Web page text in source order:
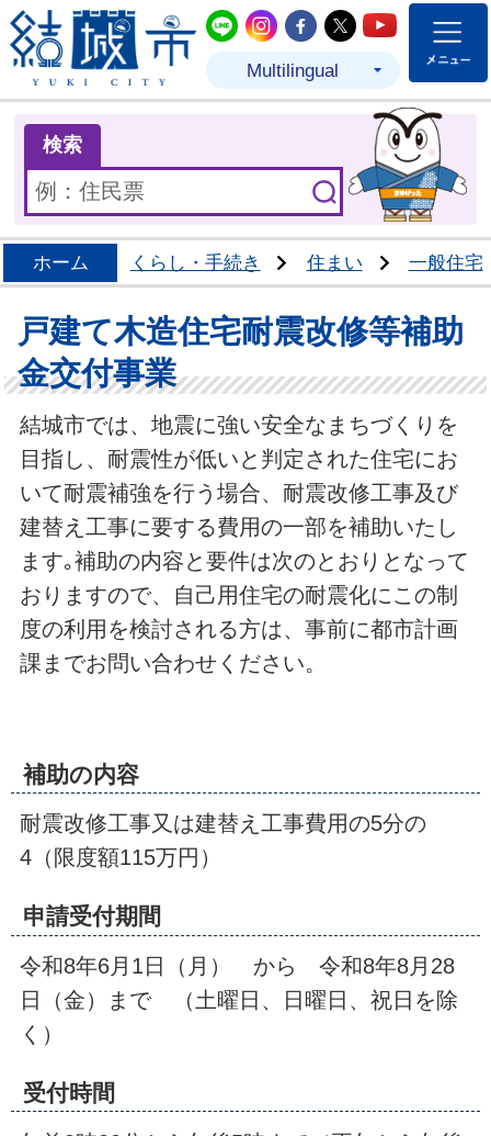
結城市公式LINE
結城市公式Instagram
結城市公式
結城市公式
結城市
Multilingual
検索
ホーム くらし・手続き 住まい 一般住宅
戸建て木造住宅耐震改修等補助
金交付事業
結城市では、地震に強い安全なまちづくりを
目指し、耐震性が低いと判定された住宅にお
いて耐震補強を行う場合、耐震改修工事及び
建替え工事に要する費用の一部を補助いたし
ます｡補助の内容と要件は次のとおりとなって
おりますので、自己用住宅の耐震化にこの制
度の利用を検討される方は、事前に都市計画
課までお問い合わせください。
補助の内容
耐震改修工事又は建替え工事費用の5分の
4（限度額115万円）
申請受付期間
令和8年6月1日（月） から 令和8年8月28
日（金）まで （土曜日、日曜日、祝日を除
く）
受付時間